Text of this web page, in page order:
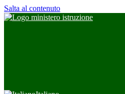
Salta al contenuto